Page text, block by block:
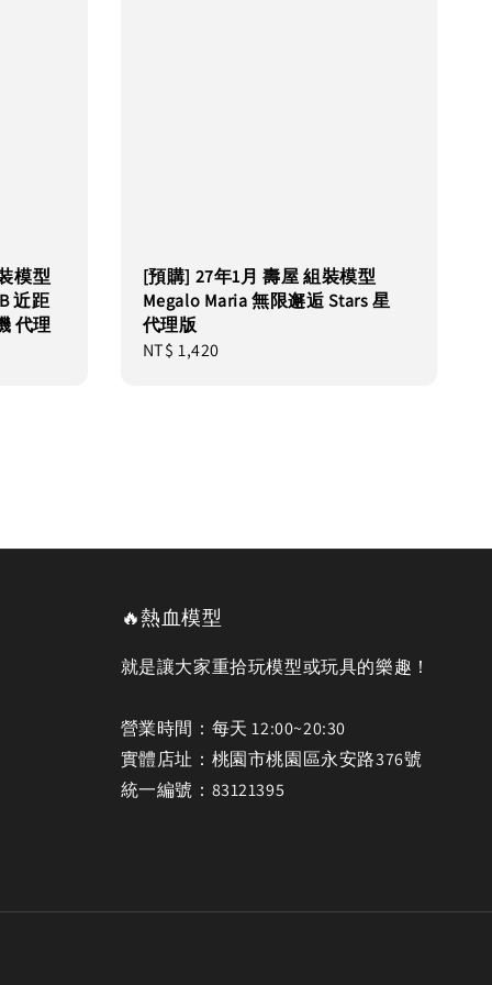
模型
近距
代理
[預購] 27年1月 壽屋 組裝模型
Megalo Maria 無限邂逅 Stars 星
代理版
Regular
NT$ 1,420
🔥熱血模型
就是讓大家重拾玩模型或玩具的樂趣！
營業時間：每天 12:00~20:30
實體店址：桃園市桃園區永安路376號
統一編號：83121395